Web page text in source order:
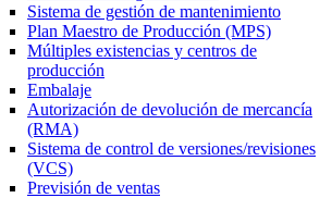
Sistema de gestión de mantenimiento
Plan Maestro de Producción (MPS)
Múltiples existencias y centros de
producción
Embalaje
Autorización de devolución de mercancía
(RMA)
Sistema de control de versiones/revisiones
(VCS)
Previsión de ventas